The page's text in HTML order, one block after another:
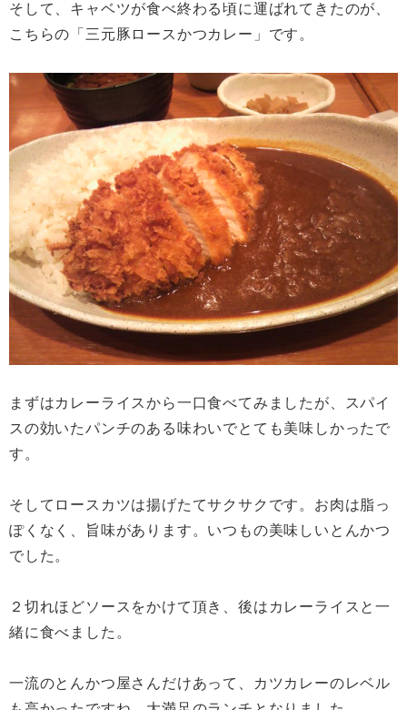
そして、キャベツが食べ終わる頃に運ばれてきたのが、
こちらの「三元豚ロースかつカレー」です。
まずはカレーライスから一口食べてみましたが、スパイ
スの効いたパンチのある味わいでとても美味しかったで
す。
そしてロースカツは揚げたてサクサクです。お肉は脂っ
ぽくなく、旨味があります。いつもの美味しいとんかつ
でした。
２切れほどソースをかけて頂き、後はカレーライスと一
緒に食べました。
一流のとんかつ屋さんだけあって、カツカレーのレベル